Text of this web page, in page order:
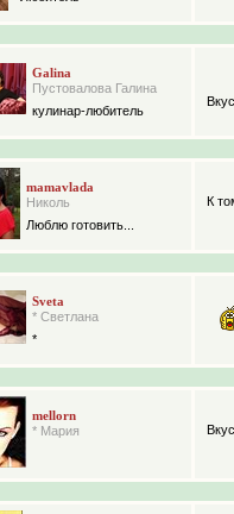
Galina
Пустовалова Галина
кулинар-любитель
mamavlada
Николь
Люблю готовить...
К
Sveta
* Светлана
*
mellorn
* Мария